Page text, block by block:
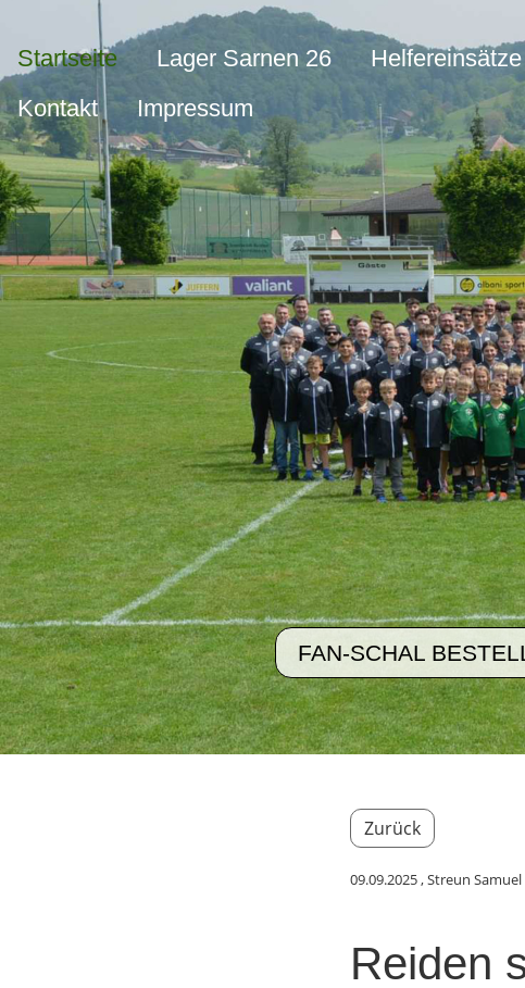
Startseite Lager Sarnen 26 Helfereinsätze
Kontakt
Impressum
FAN-SCHAL
Zurück
09.09.2025, Streun Samuel
Reiden